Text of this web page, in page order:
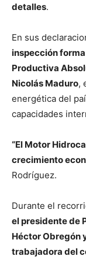
detalles.
En sus
inspección
Productiva
Nicolás Maduro,
energética del
capacidades
“El Motor
crecimiento
Rodríguez.
Durante el
el presidente de
Héctor Obregón
trabajadora del